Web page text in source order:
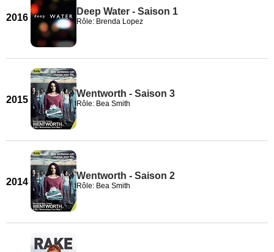
2016
Deep Water - Saison 1
Rôle: Brenda Lopez
2015
Wentworth - Saison 3
Rôle: Bea Smith
2014
Wentworth - Saison 2
Rôle: Bea Smith